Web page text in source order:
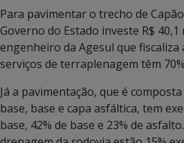
Para pavimentar o trecho de
Governo do Estado investe R$
engenheiro da Agesul que fiscaliza
serviços de terraplenagem têm
Já a pavimentação, que é
base, base e capa asfáltica, tem
base, 42% de base e 23% de